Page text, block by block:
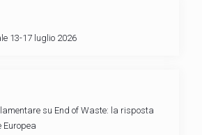
13-17 luglio 2026
su End of Waste: la risposta
Europea